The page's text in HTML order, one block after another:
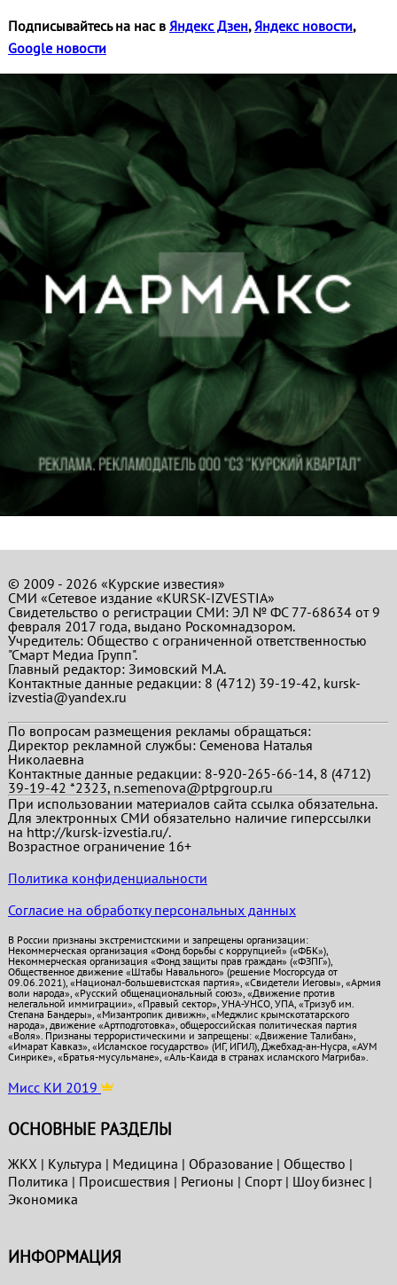
Подписывайтесь на нас в Яндекс Дзен, Яндекс новости,
Google новости
© 2009 - 2026 «Курские известия»
СМИ «Сетевое издание «KURSK-IZVESTIA»
Свидетельство о регистрации СМИ: ЭЛ № ФС 77-68634 от 9
февраля 2017 года, выдано Роскомнадзором.
Учредитель: Общество с ограниченной ответственностью
"Смарт Медиа Групп".
Главный редактор:Зимовский М.А.
Контактные данные редакции: 8 (4712) 39-19-42, kursk-
izvestia@yandex.ru
По вопросам размещения рекламы обращаться:
Директор рекламной службы: Семенова Наталья
Николаевна
Контактные данные редакции: 8-920-265-66-14, 8 (4712)
39-19-42 *2323, n.semenova@ptpgroup.ru
При использовании материалов сайта ссылка обязательна.
Для электронных СМИ обязательно наличие гиперссылки
на http://kursk-izvestia.ru/.
Возрастное ограничение 16+
Политика конфиденциальности
Согласие на обработку персональных данных
В России признаны экстремистскими и запрещены организации:
Некоммерческая организация «Фонд борьбы с коррупцией» («ФБК»),
Некоммерческая организация «Фонд защиты прав граждан» («ФЗПГ»),
Общественное движение «Штабы Навального» (решение Мосгорсуда от
09.06.2021), «Национал-большевистская партия», «Свидетели Иеговы», «Армия
воли народа», «Русский общенациональный союз», «Движение против
нелегальной иммиграции», «Правый сектор», УНА-УНСО, УПА, «Тризуб им.
Степана Бандеры», «Мизантропик дивижн», «Меджлис крымскотатарского
народа», движение «Артподготовка», общероссийская политическая партия
«Воля». Признаны террористическими и запрещены: «Движение Талибан»,
«Имарат Кавказ», «Исламское государство» (ИГ, ИГИЛ), Джебхад-ан-Нусра, «АУМ
Синрике», «Братья-мусульмане», «Аль-Каида в странах исламского Магриба».
Мисс КИ 2019
ОСНОВНЫЕ РАЗДЕЛЫ
ЖКХ| Культура | Медицина | Образование| Общество |
Политика | Проиcшествия | Регионы | Спорт| Шоу бизнес|
Экономика
ИНФОРМАЦИЯ